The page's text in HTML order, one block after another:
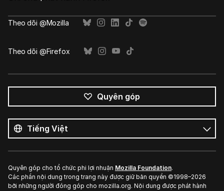
Theo dõi @Mozilla
Theo dõi @Firefox
Quyên góp
cả
ngôn
ngữ
Ngôn
ngữ
Quyên góp cho tổ chức phi lợi nhuận Mozilla Foundation.
Các phần nội dung trong trang này được giữ bản quyền ©1998–2026
bởi những người đóng góp cho mozilla.org. Nội dung được phát hành